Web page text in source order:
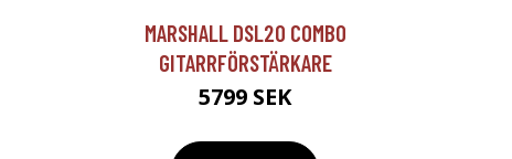
MARSHALL DSL20 COMBO
GITARRFÖRSTÄRKARE
5799 SEK